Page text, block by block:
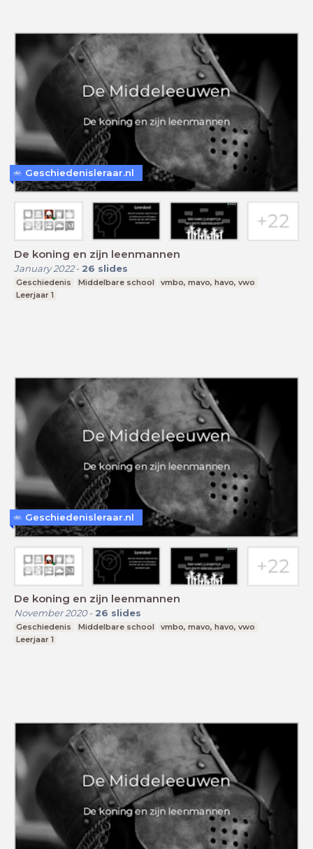
De koning en zijn leenmannen
January 2022- 26 slides
Geschiedenis Middelbare school
vmbo, mavo, havo, vwo
Leerjaar 1
Geschiedenisleraar.nl
De koning en zijn leenmannen
November 2020- 26 slides
Geschiedenis Middelbare school
vmbo, mavo, havo, vwo
Leerjaar 1
Geschiedenisleraar.nl